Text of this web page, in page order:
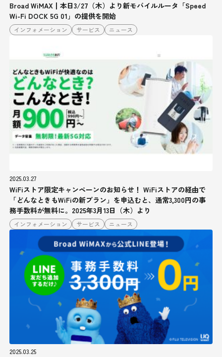
Broad WiMAX┃本日3/27（木）より新モバイルルータ「Speed
Wi-Fi DOCK 5G 01」の提供を開始
インフォメーション サービス ニュース
2025.03.27
WiFiストア限定キャンペーンのお知らせ！ WiFiストアの経由で
「どんなときもWiFiの新プラン」を申込むと、通常3,300円の事
務手数料が無料に。2025年3月13日（木）より
インフォメーション サービス ニュース
2025.03.25